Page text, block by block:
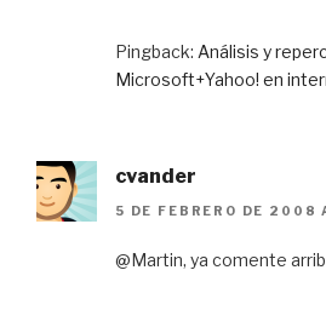
Pingback: Análisis y
Microsoft+Yahoo! en
cvander
5 DE FEBRERO DE 2008
@Martin, ya comente